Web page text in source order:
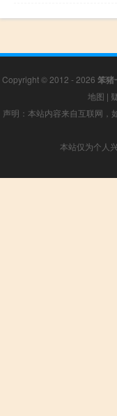
Copyright © 2012 - 2026 笨猪
地图 |
声明：本站内容来自互联网，
本站仅为个人